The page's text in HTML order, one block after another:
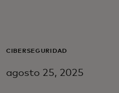
Para empresas
CIBERSEGURIDAD
agosto 25, 2025